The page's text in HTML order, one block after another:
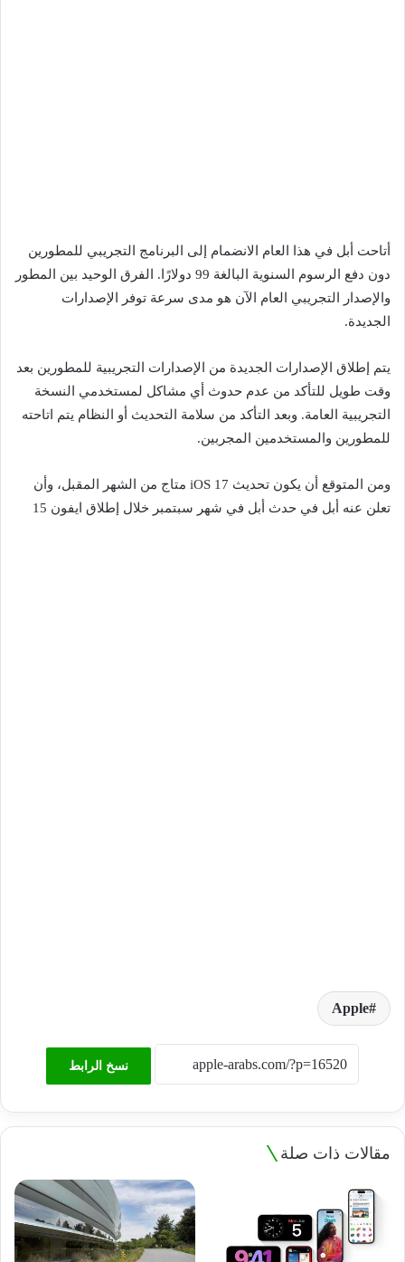
أتاحت أبل في هذا العام الانضمام إلى البرنامج التجريبي للمطورين
دون دفع الرسوم السنوية البالغة 99 دولارًا. الفرق الوحيد بين المطور
والإصدار التجريبي العام الآن هو مدى سرعة توفر الإصدارات
الجديدة.
يتم إطلاق الإصدارات الجديدة من الإصدارات التجريبية للمطورين بعد
وقت طويل للتأكد من عدم حدوث أي مشاكل لمستخدمي النسخة
التجريبية العامة. وبعد التأكد من سلامة التحديث أو النظام يتم اتاحته
للمطورين والمستخدمين المجربين.
ومن المتوقع أن يكون تحديث iOS 17 متاج من الشهر المقبل، وأن
تعلن عنه أبل في حدث أبل في شهر سبتمبر خلال إطلاق ايفون 15
Apple
نسخ الرابط
مقالات ذات صلة